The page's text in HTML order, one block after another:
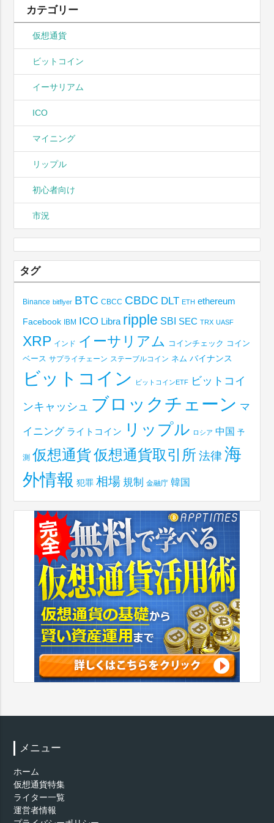
カテゴリー
仮想通貨
ビットコイン
イーサリアム
ICO
マイニング
リップル
初心者向け
市況
タグ
Binance bitflyer BTC CBCC CBDC DLT ETH ethereum
Facebook IBM ICO Libra ripple SBI SEC TRX UASF
XRP インド イーサリアム コインチェック コイン
ベース サプライチェーン ステーブルコイン ネム バイナンス
ビットコイン ビットコインETF ビットコイ
ンキャッシュ ブロックチェーン マ
イニング ライトコイン リップル ロシア 中国 予
測 仮想通貨仮想通貨取引所 法律 海
外情報 犯罪 相場 規制 金融庁 韓国
メニュー
ホーム
仮想通貨特集
ライター一覧
運営者情報